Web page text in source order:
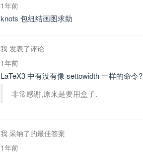
1年前
knots 包纽结画图求助
我 发表了评论
1年前
LaTeX3 中有没有像 settowidth 一样的命令?
非常感谢,原来是要用盒子.
我 采纳了的最佳答案
1年前